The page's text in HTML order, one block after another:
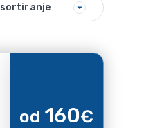
sortiranje
od 160€